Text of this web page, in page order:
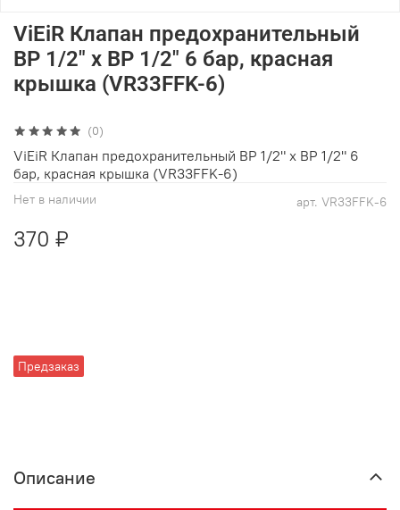
(0)
арт. VR33FFK-6
Нет в наличии
Предзаказ
ViEiR Клапан предохранительный
ВР 1/2" х ВР 1/2" 6 бар, красная
крышка (VR33FFK-6)
370 ₽
ViEiR Клапан предохранительный ВР 1/2" х ВР 1/2" 6
бар, красная крышка (VR33FFK-6)
Описание